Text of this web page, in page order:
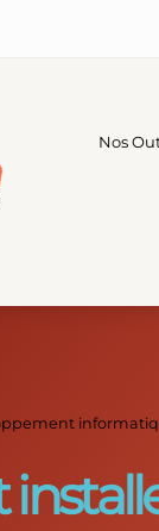
Nos